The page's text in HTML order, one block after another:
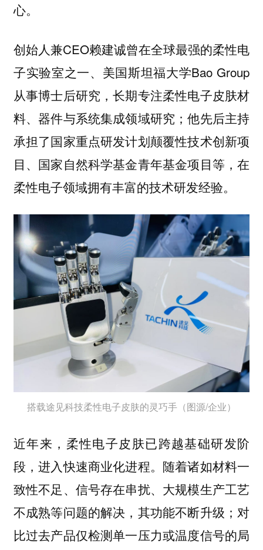
心。
创始人兼CEO赖建诚曾在全球最强的柔性电
子实验室之一、美国斯坦福大学Bao Group
从事博士后研究，长期专注柔性电子皮肤材
料、器件与系统集成领域研究；他先后主持
承担了国家重点研发计划颠覆性技术创新项
目、国家自然科学基金青年基金项目等，在
柔性电子领域拥有丰富的技术研发经验。
搭载途见科技柔性电子皮肤的灵巧手（图源/企业）
近年来，柔性电子皮肤已跨越基础研发阶
段，进入快速商业化进程。随着诸如材料一
致性不足、信号存在串扰、大规模生产工艺
不成熟等问题的解决，其功能不断升级；对
比过去产品仅检测单一压力或温度信号的局